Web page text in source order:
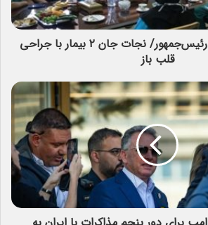
نبض امید در دست رئیس‌جمهور/ نجات جان ۲ بیمار با جراحی
قلب باز